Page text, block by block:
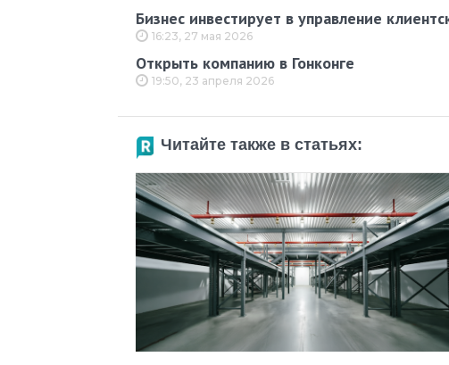
Бизнес инвестирует в управление
16:23, 27 мая 2026
Открыть компанию в Гонконге
19:50, 23 апреля 2026
Читайте также в статьях: